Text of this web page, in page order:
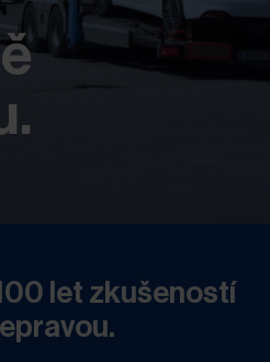
let zkušeností